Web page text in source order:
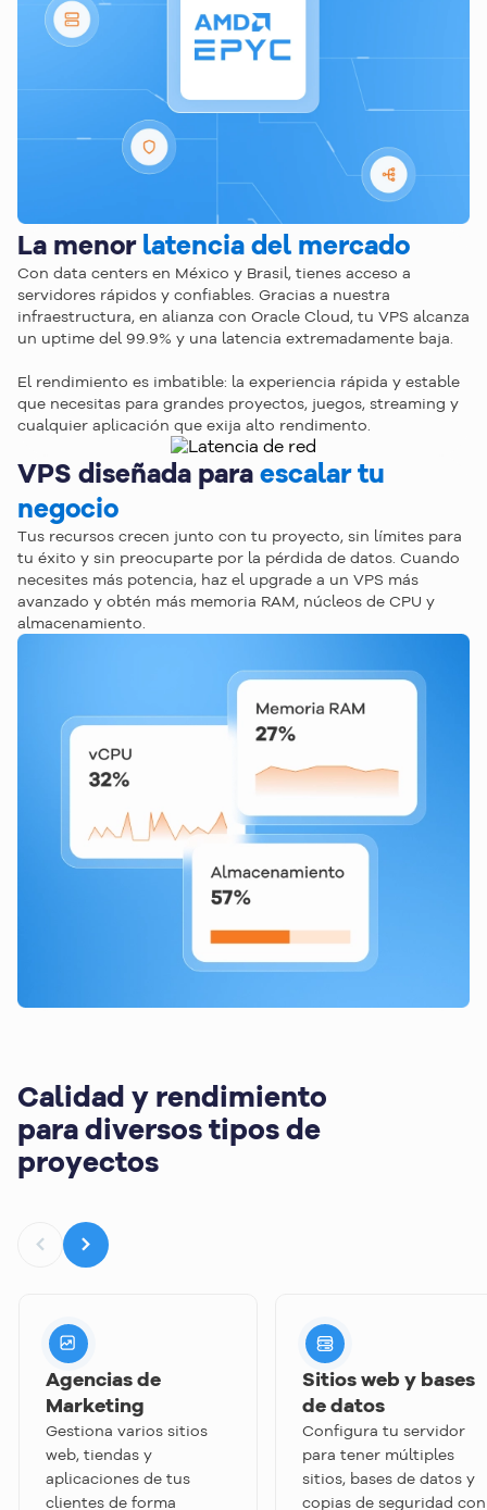
La menor latencia del mercado
Con data centers en México y Brasil, tienes acceso a
servidores rápidos y confiables. Gracias a nuestra
infraestructura, en alianza con Oracle Cloud, tu VPS alcanza
un uptime del 99.9% y una latencia extremadamente baja.
El rendimiento es imbatible: la experiencia rápida y estable
que necesitas para grandes proyectos, juegos, streaming y
cualquier aplicación que exija alto rendimento.
VPS diseñada para escalar tu
negocio
Tus recursos crecen junto con tu proyecto, sin límites para
tu éxito y sin preocuparte por la pérdida de datos. Cuando
necesites más potencia, haz el upgrade a un VPS más
avanzado y obtén más memoria RAM, núcleos de CPU y
almacenamiento.
Calidad y rendimiento
para diversos tipos de
proyectos
Agencias de
Marketing
Gestiona varios sitios
web, tiendas y
aplicaciones de tus
clientes de forma
Sitios web y bases
de datos
Configura tu servidor
para tener múltiples
sitios, bases de datos y
copias de seguridad con
¿Necesitas ayuda para
elegir
el plan ideal
Habla con nuestro equipo y te ayudaremos a
encontrar la mejor opción para tu proyecto.
Hablar con un especialista